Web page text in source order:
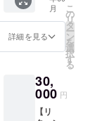
ム ・マ
スクス
トラッ
プ ・マ
1点もの
なの
で、
なりま
す。ご
了承く
ださ
スト
リート
チルド
レン支
援雑貨4
考欄に
て希望
する雑
貨4点の
月
詳細を見る
こ
の
リ
タ
ー
ン
を
選
択
す
る
30,
000 円
【リ